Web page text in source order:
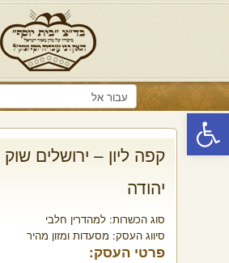
פתח סרגל נגישות
קפה ליון – ירושלים
יהודה
סוג הכשרות: למהדרין חלבי
סיווג העסק: מסעדות ומזון מהיר
פרטי העסק: